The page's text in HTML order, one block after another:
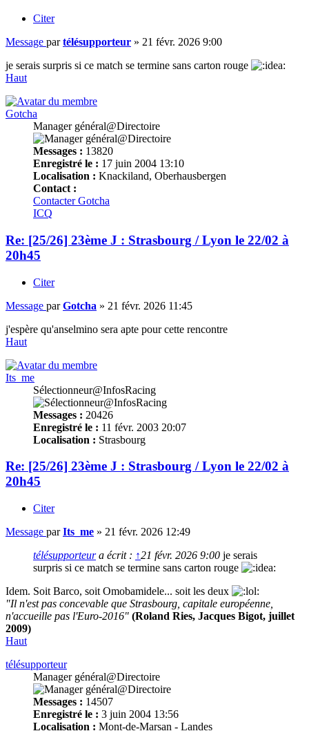
Citer
Message partélésupporteur » 21 févr. 2026 9:00
je serais surpris si ce match se termine sans carton rouge
Haut
Gotcha
Manager général@Directoire
Messages : 13820
Enregistré le : 17 juin 2004 13:10
Localisation : Knackiland, Oberhausbergen
Contact :
Contacter Gotcha
ICQ
Re: [25/26] 23ème J : Strasbourg / Lyon le 22/02 à
20h45
Citer
Message parGotcha » 21 févr. 2026 11:45
j'espère qu'anselmino sera apte pour cette rencontre
Haut
Its_me
Sélectionneur@InfosRacing
Messages : 20426
Enregistré le : 11 févr. 2003 20:07
Localisation : Strasbourg
Re: [25/26] 23ème J : Strasbourg / Lyon le 22/02 à
20h45
Citer
Message parIts_me » 21 févr. 2026 12:49
télésupporteura écrit : ↑21 févr. 2026 9:00 je serais
surpris si ce match se termine sans carton rouge
Idem. Soit Barco, soit Omobamidele... soit les deux
"Il n'est pas concevable que Strasbourg, capitale européenne,
n'accueille pas l'Euro-2016" (Roland Ries, Jacques Bigot, juillet
2009)
Haut
télésupporteur
Manager général@Directoire
Messages : 14507
Enregistré le : 3 juin 2004 13:56
Localisation : Mont-de-Marsan - Landes